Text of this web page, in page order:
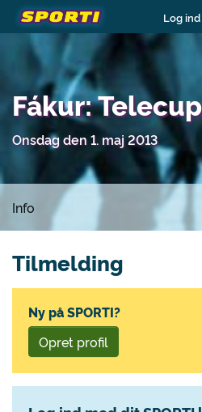
Log ind
Fákur: Telecup
Onsdag den 1. maj 2013
Info
Tilmelding
Ny på SPORTI?
Opret profil